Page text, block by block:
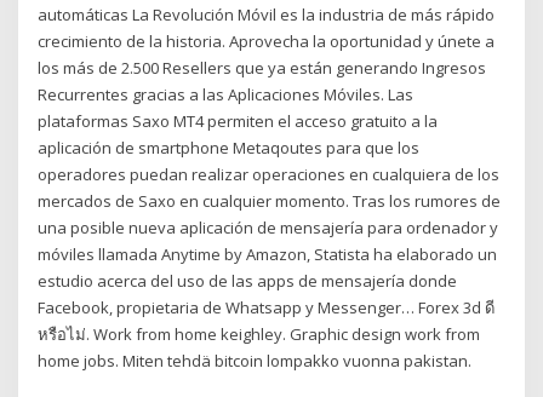
automáticas La Revolución Móvil es la industria de más rápido
crecimiento de la historia. Aprovecha la oportunidad y únete a
los más de 2.500 Resellers que ya están generando Ingresos
Recurrentes gracias a las Aplicaciones Móviles. Las
plataformas Saxo MT4 permiten el acceso gratuito a la
aplicación de smartphone Metaqoutes para que los
operadores puedan realizar operaciones en cualquiera de los
mercados de Saxo en cualquier momento. Tras los rumores de
una posible nueva aplicación de mensajería para ordenador y
móviles llamada Anytime by Amazon, Statista ha elaborado un
estudio acerca del uso de las apps de mensajería donde
Facebook, propietaria de Whatsapp y Messenger… Forex 3d ดี
หรือไม่. Work from home keighley. Graphic design work from
home jobs. Miten tehdä bitcoin lompakko vuonna pakistan.